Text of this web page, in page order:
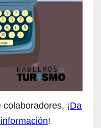
¡Da
!